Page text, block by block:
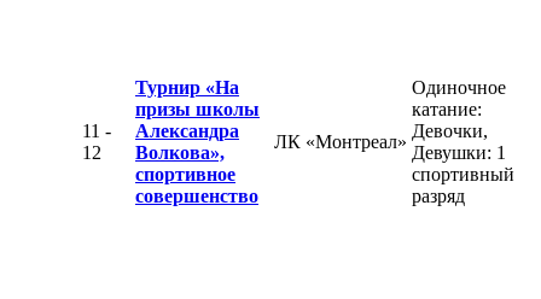
11 -
12
Турнир «На
призы школы
Александра
Волкова»,
спортивное
совершенство
ЛК «Монтреал»
Одиночное
катание:
Девочки,
Девушки: 1
спортивный
разряд